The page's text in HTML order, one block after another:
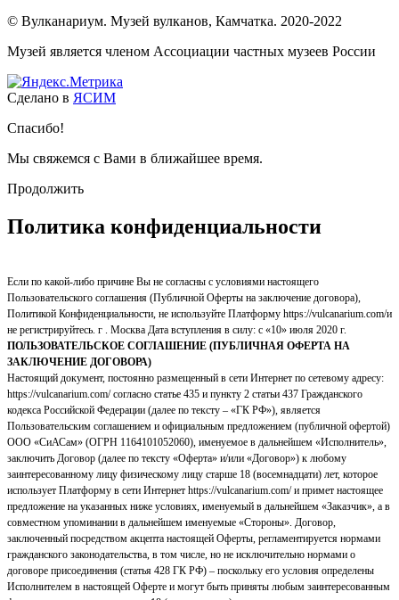
© Вулканариум. Музей вулканов, Камчатка. 2020-2022
Музей является членом Ассоциации частных музеев России
Сделано в ЯСИМ
Спасибо!
Мы свяжемся с Вами в ближайшее время.
Продолжить
Политика конфиденциальности
Если по какой-либо причине Вы не согласны с условиями настоящего
Пользовательского соглашения (Публичной Оферты на заключение договора),
Политикой Конфиденциальности, не используйте Платформу https://vulcanarium.com/и
не регистрируйтесь. г . Москва Дата вступления в силу: с «10» июля 2020 г.
ПОЛЬЗОВАТЕЛЬСКОЕ СОГЛАШЕНИЕ (ПУБЛИЧНАЯ ОФЕРТА НА
ЗАКЛЮЧЕНИЕ ДОГОВОРА)
Настоящий документ, постоянно размещенный в сети Интернет по сетевому адресу:
https://vulcanarium.com/ согласно статье 435 и пункту 2 статьи 437 Гражданского
кодекса Российской Федерации (далее по тексту – «ГК РФ»), является
Пользовательским соглашением и официальным предложением (публичной офертой)
ООО «СиАСам» (ОГРН 1164101052060), именуемое в дальнейшем «Исполнитель»,
заключить Договор (далее по тексту «Оферта» и/или «Договор») к любому
заинтересованному лицу физическому лицу старше 18 (восемнадцати) лет, которое
использует Платформу в сети Интернет https://vulcanarium.com/ и примет настоящее
предложение на указанных ниже условиях, именуемый в дальнейшем «Заказчик», а в
совместном упоминании в дальнейшем именуемые «Стороны». Договор,
заключенный посредством акцепта настоящей Оферты, регламентируется нормами
гражданского законодательства, в том числе, но не исключительно нормами о
договоре присоединения (статья 428 ГК РФ) – поскольку его условия определены
Исполнителем в настоящей Оферте и могут быть приняты любым заинтересованным